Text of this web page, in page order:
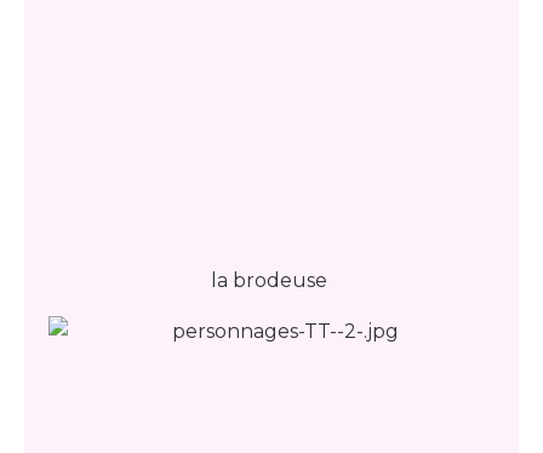
la brodeuse